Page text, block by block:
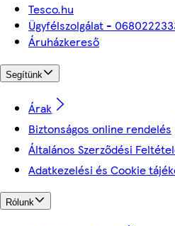
Tesco.hu
Ügyfélszolgálat -
Áruházkereső
Segítünk
Árak
Biztonságos online rendelés
Általános Szerződési
Adatkezelési és Cookie
Rólunk